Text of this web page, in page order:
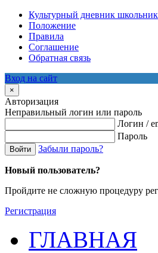
Культурный дневник
Положение
Правила
Соглашение
Обратная связь
Вход на сайт
×
Авторизация
Неправильный логин или пароль
Логин /
Пароль
Войти Забыли пароль?
Новый пользователь?
Пройдите не сложную процедуру
Регистрация
ГЛАВНАЯ